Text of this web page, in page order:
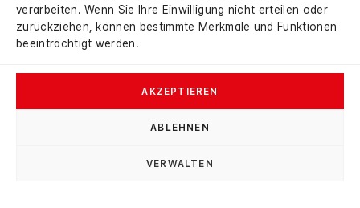
verarbeiten. Wenn Sie Ihre Einwilligung nicht erteilen oder
zurückziehen, können bestimmte Merkmale und Funktionen
beeinträchtigt werden.
AKZEPTIEREN
ABLEHNEN
VERWALTEN
//M40 i